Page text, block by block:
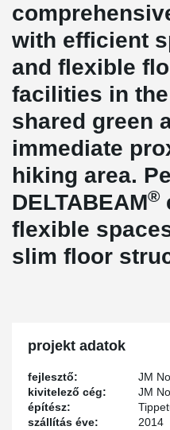
with efficient
and flexible
facilities in
shared green
immediate
hiking area.
DELTABEAM®
flexible
slim floor
projekt adatok
fejlesztő:
JM
kivitelező cég:
JM
építész:
szállítás éve:
2014